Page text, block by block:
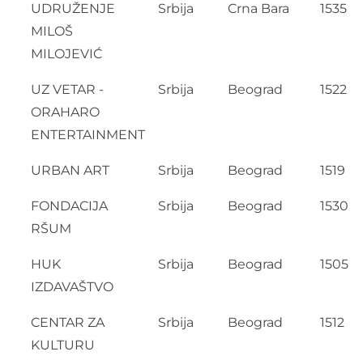
UDRUŽENJE
MILOŠ
MILOJEVIĆ
Srbija Crna Bara 1535
UZ VETAR -
ORAHARO
ENTERTAINMENT
Srbija Beograd 1522
URBAN ART Srbija Beograd 1519
FONDACIJA
RŠUM
Srbija Beograd 1530
HUK
IZDAVAŠTVO
Srbija Beograd 1505
CENTAR ZA
KULTURU
Srbija Beograd 1512